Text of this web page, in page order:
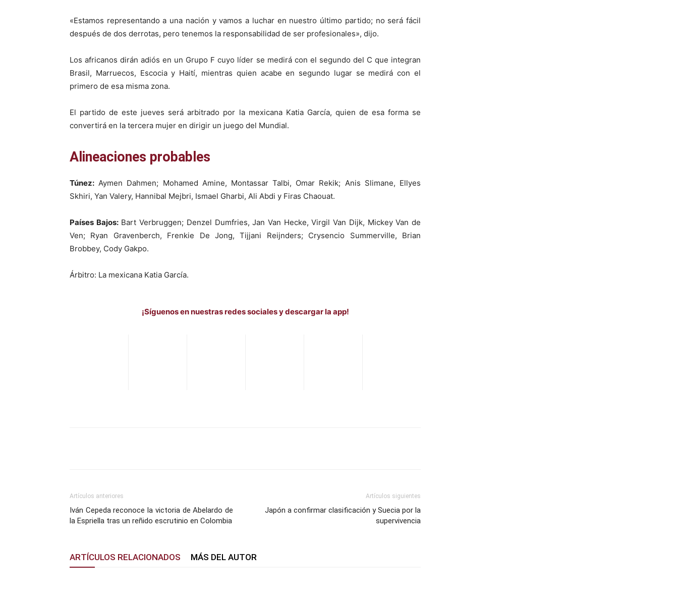
«Estamos representando a una nación y vamos a luchar en nuestro último partido; no será fácil
después de dos derrotas, pero tenemos la responsabilidad de ser profesionales», dijo.
Los africanos dirán adiós en un Grupo F cuyo líder se medirá con el segundo del C que integran
Brasil, Marruecos, Escocia y Haití, mientras quien acabe en segundo lugar se medirá con el
primero de esa misma zona.
El partido de este jueves será arbitrado por la mexicana Katia García, quien de esa forma se
convertirá en la tercera mujer en dirigir un juego del Mundial.
Alineaciones probables
Túnez: Aymen Dahmen; Mohamed Amine, Montassar Talbi, Omar Rekik; Anis Slimane, Ellyes
Skhiri, Yan Valery, Hannibal Mejbri, Ismael Gharbi, Ali Abdi y Firas Chaouat.
Países Bajos:Bart Verbruggen; Denzel Dumfries, Jan Van Hecke, Virgil Van Dijk, Mickey Van de
Ven; Ryan Gravenberch, Frenkie De Jong, Tijjani Reijnders; Crysencio Summerville, Brian
Brobbey, Cody Gakpo.
Árbitro: La mexicana Katia García.
¡Síguenos en nuestras redes sociales y descargar la app!
Artículos anteriores
Iván Cepeda reconoce la victoria de Abelardo de
la Espriella tras un reñido escrutinio en Colombia
Artículos siguientes
Japón a confirmar clasificación y Suecia por la
supervivencia
ARTÍCULOS RELACIONADOS MÁS DEL AUTOR